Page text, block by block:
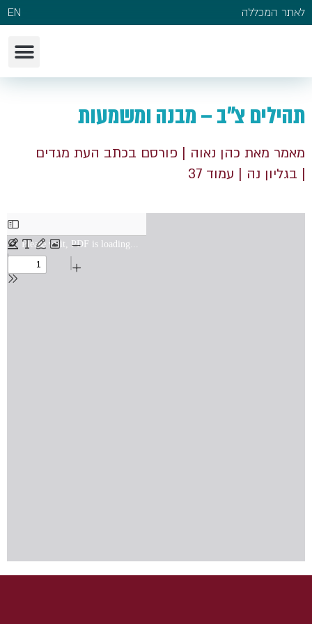
לאתר המכללה EN
תהילים צ"ב – מבנה ומשמעות
מאמר מאת כהן נאוה | פורסם בכתב העת מגדים
| בגליון נה | עמוד 37